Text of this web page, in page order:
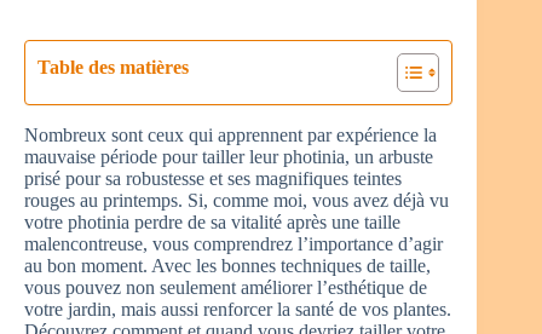
Table des matières
Nombreux sont ceux qui apprennent par expérience la
mauvaise période pour tailler leur photinia, un arbuste
prisé pour sa robustesse et ses magnifiques teintes
rouges au printemps. Si, comme moi, vous avez déjà vu
votre photinia perdre de sa vitalité après une taille
malencontreuse, vous comprendrez l’importance d’agir
au bon moment. Avec les bonnes techniques de taille,
vous pouvez non seulement améliorer l’esthétique de
votre jardin, mais aussi renforcer la santé de vos plantes.